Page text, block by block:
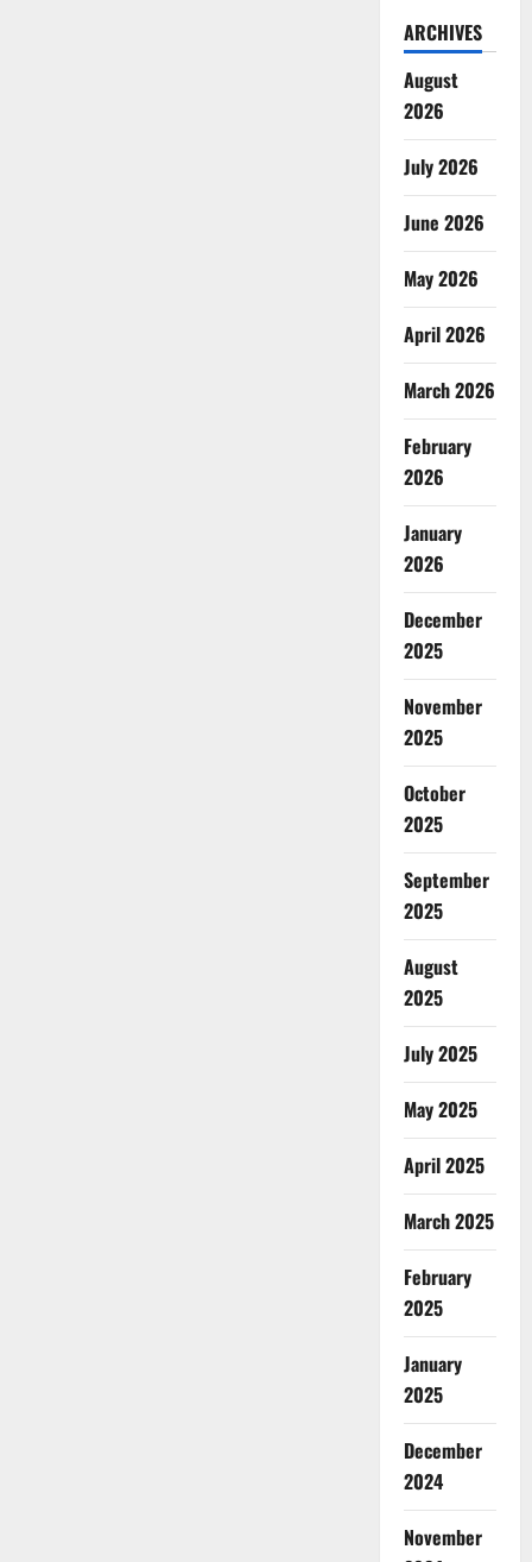
ARCHIVES
August
2026
July 2026
June 2026
May 2026
April 2026
March 2026
February
2026
January
2026
December
2025
November
2025
October
2025
September
2025
August
2025
July 2025
May 2025
April 2025
March 2025
February
2025
January
2025
December
2024
November